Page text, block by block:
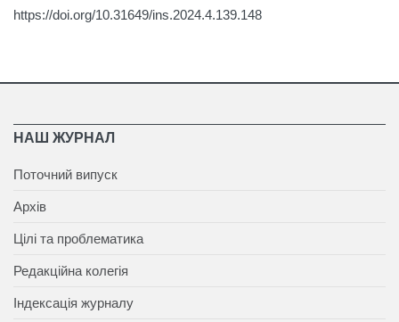
https://doi.org/10.31649/ins.2024.4.139.148
НАШ ЖУРНАЛ
Поточний випуск
Архів
Цілі та проблематика
Редакційна колегія
Індексація журналу